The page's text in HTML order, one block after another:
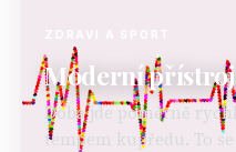
Moderní
Doba jde poměrně
tempem kupředu. To